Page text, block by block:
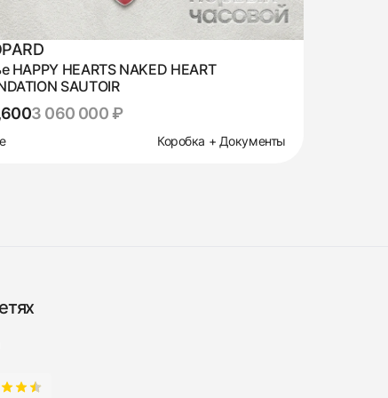
HAPPY HEARTS NAKED HEART
SAUTOIR
3 060 000 ₽
Коробка + Документы